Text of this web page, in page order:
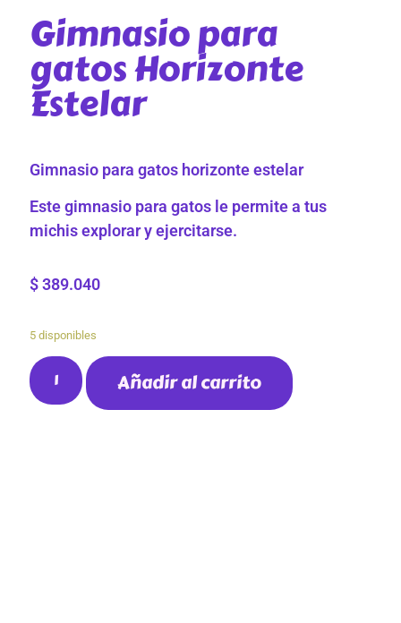
Gimnasio para
gatos Horizonte
Estelar
Gimnasio para gatos horizonte estelar
Este gimnasio para gatos le permite a tus
michis explorar y ejercitarse.
$ 389.040
5 disponibles
Añadir al carrito